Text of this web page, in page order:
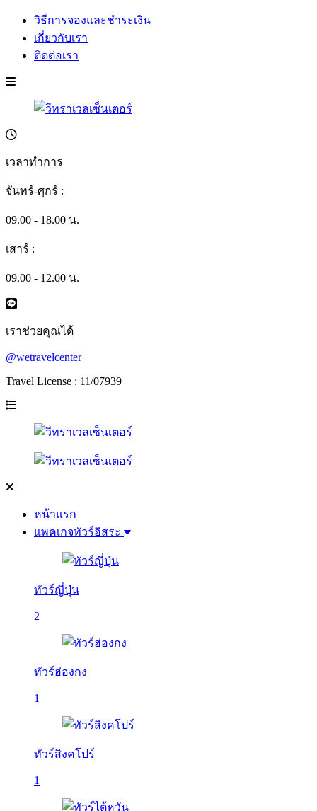
วิธีการจองและชำระเงิน
เกี่ยวกับเรา
ติดต่อเรา
เวลาทำการ
จันทร์-ศุกร์ :
09.00 - 18.00 น.
เสาร์ :
09.00 - 12.00 น.
เราช่วยคุณได้
@wetravelcenter
Travel License : 11/07939
หน้าแรก
แพคเกจทัวร์อิสระ
ทัวร์ญี่ปุ่น
2
ทัวร์ฮ่องกง
1
ทัวร์สิงคโปร์
1